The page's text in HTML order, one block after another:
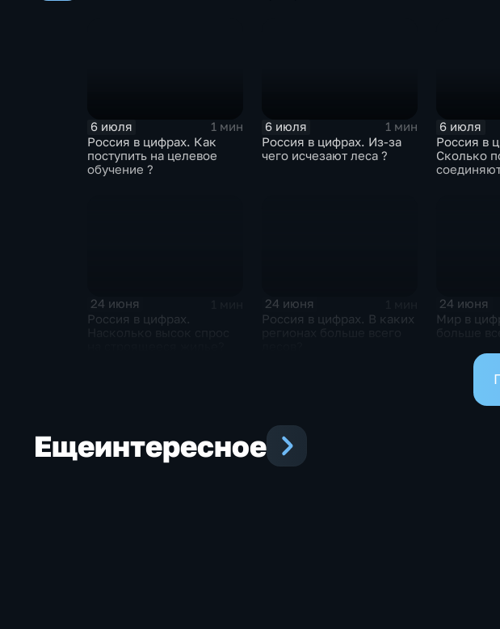
6 июля
1 мин
Россия в цифрах. Как
поступить на целевое
обучение ?
6 июля
1 мин
Россия в цифрах. Из-за
чего исчезают леса ?
6 июля
Россия в
Сколько
24 июня
Россия в цифрах.
24 июня
Россия в цифрах. В каких
24 июня
Мир в
Ещеинтересное